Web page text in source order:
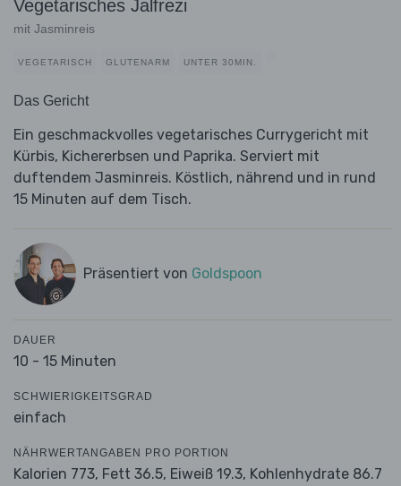
Vegetarisches Jalfrezi
mit Jasminreis
VEGETARISCH GLUTENARM UNTER 30MIN.
Das Gericht
Ein geschmackvolles vegetarisches Currygericht mit
Kürbis, Kichererbsen und Paprika. Serviert mit
duftendem Jasminreis. Köstlich, nährend und in rund
15 Minuten auf dem Tisch.
Präsentiert von Goldspoon
DAUER
10 - 15 Minuten
SCHWIERIGKEITSGRAD
einfach
NÄHRWERTANGABEN PRO PORTION
Kalorien 773, Fett 36.5, Eiweiß 19.3, Kohlenhydrate 86.7